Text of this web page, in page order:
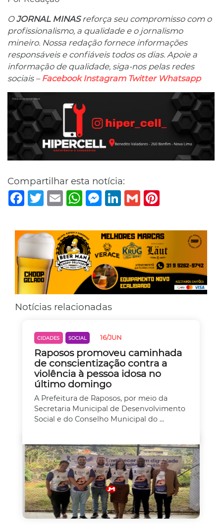
OJORNAL MINASreforça seu compromisso com o
profissionalismo, a qualidade e o jornalismo
mineiro. Nossa redação fornece informações
responsáveis ​​e confiáveis ​​todos os dias. Apoie a
informação de qualidade, siga-nos pelas redes
sociais – Facebook Instagram Twitter Whatsapp
Compartilhar esta notícia:
Facebook
TwitterEmail WhatsAppMessenger
LinkedIn
Gmail
Notícias relacionadas
CIDADES SOCIAL 16/JUN
Raposos promoveu caminhada
de conscientização contra a
violência à pessoa idosa no
último domingo
A Prefeitura de Raposos, por meio da
Secretaria Municipal de Desenvolvimento
Social e do Conselho Municipal do ...